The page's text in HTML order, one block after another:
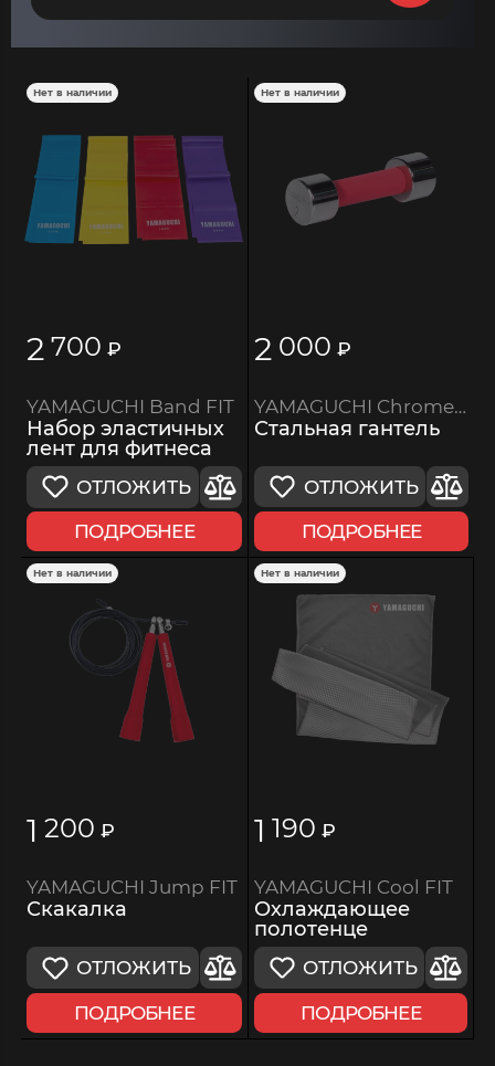
Нет в наличии
2 700 ₽
YAMAGUCHI Band FIT
Набор эластичных
лент для фитнеса
ОТЛОЖИТЬ
ПОДРОБНЕЕ
Нет в наличии
2 000 ₽
YAMAGUCHI Chrome Dumbbell
Стальная гантель
ОТЛОЖИТЬ
ПОДРОБНЕЕ
Нет в наличии
1 200 ₽
YAMAGUCHI Jump FIT
Скакалка
ОТЛОЖИТЬ
ПОДРОБНЕЕ
Нет в наличии
1 190 ₽
YAMAGUCHI Cool FIT
Охлаждающее
полотенце
ОТЛОЖИТЬ
ПОДРОБНЕЕ